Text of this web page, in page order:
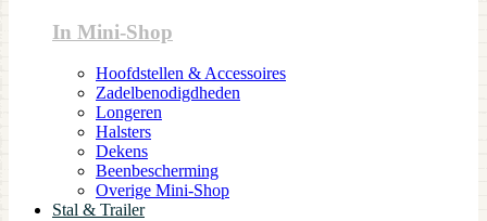
In Mini-Shop
Hoofdstellen & Accessoires
Zadelbenodigdheden
Longeren
Halsters
Dekens
Beenbescherming
Overige Mini-Shop
Stal & Trailer